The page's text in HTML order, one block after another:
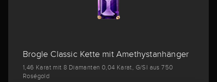
Brogle Classic Kette mit Amethystanhänger
1,46 Karat mit 8 Diamanten 0,04 Karat, G/SI aus 750
Roségold